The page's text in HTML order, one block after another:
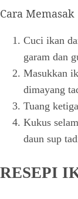
Cara Memasak
Cuci ikan
garam dan
Masukkan
dimayang
Tuang
Kukus
daun sup
RESEPI